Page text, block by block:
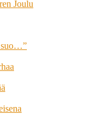
Joulu
suo…”